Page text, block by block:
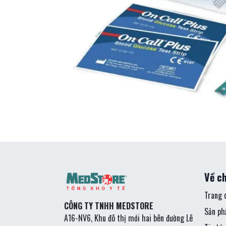
CÔNG TY TNHH MEDSTORE
A16-NV6, Khu đô thị mới hai bên đường Lê
Về
Trang
Sản